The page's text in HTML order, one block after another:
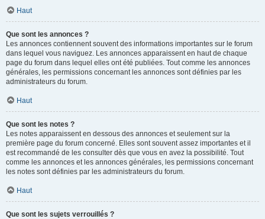
Haut
Que sont les annonces ?
Les annonces contiennent souvent des informations importantes sur le forum
dans lequel vous naviguez. Les annonces apparaissent en haut de chaque
page du forum dans lequel elles ont été publiées. Tout comme les annonces
générales, les permissions concernant les annonces sont définies par les
administrateurs du forum.
Haut
Que sont les notes ?
Les notes apparaissent en dessous des annonces et seulement sur la
première page du forum concerné. Elles sont souvent assez importantes et il
est recommandé de les consulter dès que vous en avez la possibilité. Tout
comme les annonces et les annonces générales, les permissions concernant
les notes sont définies par les administrateurs du forum.
Haut
Que sont les sujets verrouillés ?